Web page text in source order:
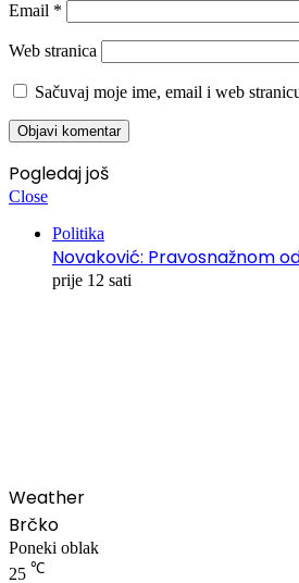
Email *
Web stranica
Sačuvaj moje ime, email i web
Pogledaj još
Close
Politika
Novaković: Pravosnažnom
prije 12 sati
Weather
Brčko
Poneki oblak
25 ℃